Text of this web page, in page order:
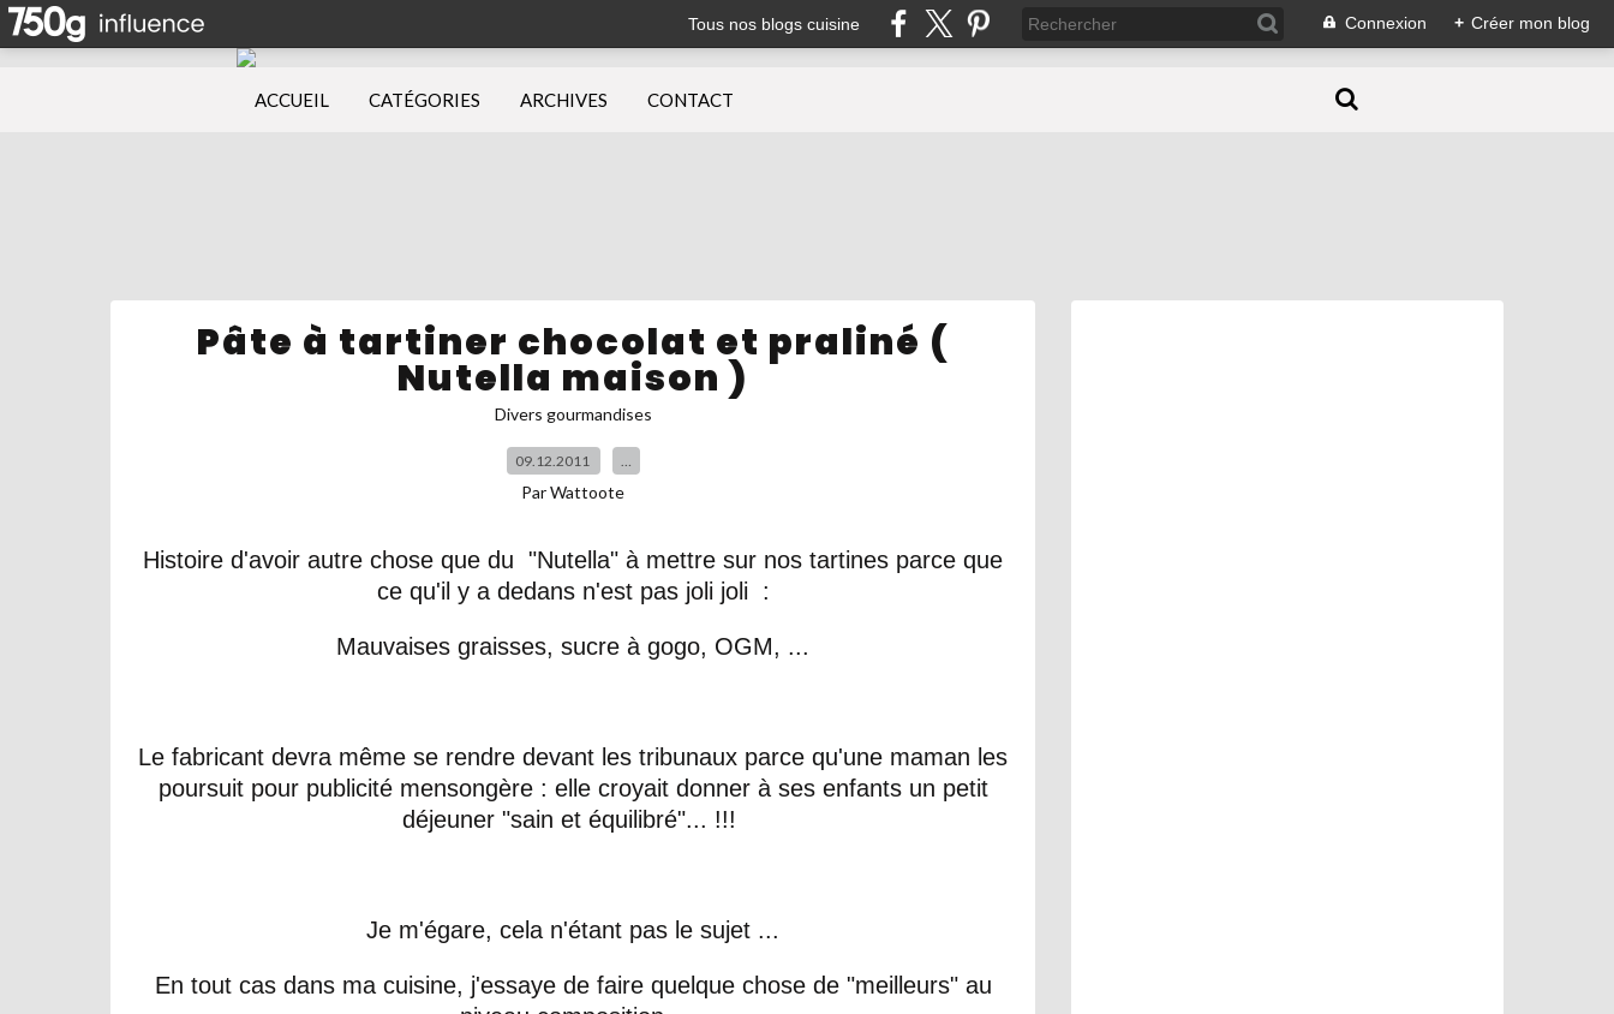
Tous nos blogs cuisine Connexion + Créer mon blog
ACCUEIL CATÉGORIES ARCHIVES CONTACT
Pâte à tartiner chocolat et praliné (
Nutella maison )
Divers gourmandises
09.12.2011 …
Par Wattoote
Histoire d'avoir autre chose que du "Nutella" à mettre sur nos tartines parce que
ce qu'il y a dedans n'est pas joli joli :
Mauvaises graisses, sucre à gogo, OGM, ...
Le fabricant devra même se rendre devant les tribunaux parce qu'une maman les
poursuit pour publicité mensongère : elle croyait donner à ses enfants un petit
déjeuner "sain et équilibré"... !!!
Je m'égare, cela n'étant pas le sujet ...
En tout cas dans ma cuisine, j'essaye de faire quelque chose de "meilleurs" au